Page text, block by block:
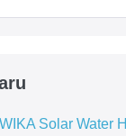
Solar Water